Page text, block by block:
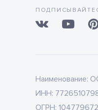
Наименование:
ИНН:
ОГРН: